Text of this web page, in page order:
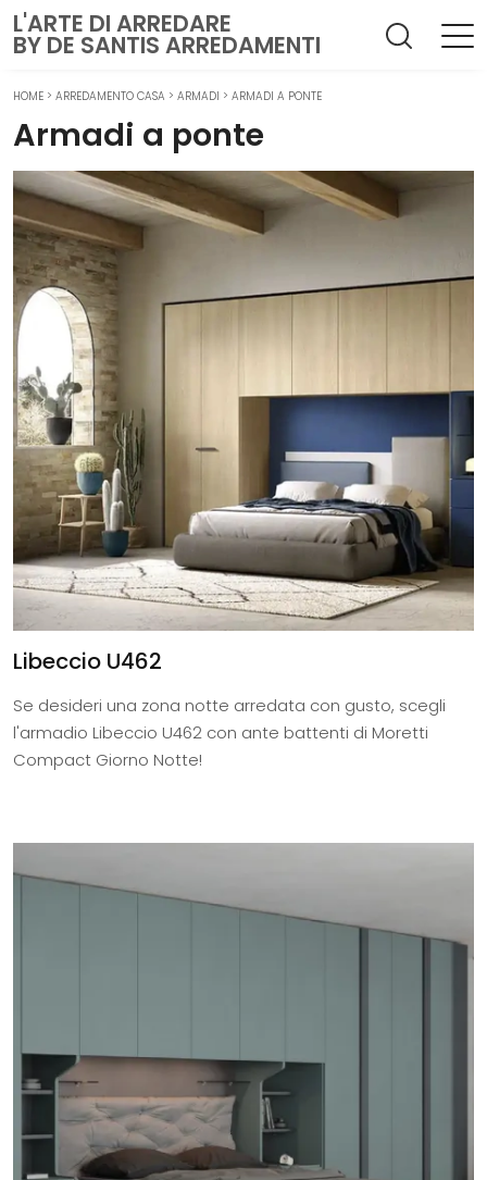
L'ARTE DI ARREDARE
BY DE SANTIS ARREDAMENTI
HOME > ARREDAMENTO CASA > ARMADI > ARMADI A PONTE
Armadi a ponte
Libeccio U462
Se desideri una zona notte arredata con gusto, scegli
l'armadio Libeccio U462 con ante battenti di Moretti
Compact Giorno Notte!